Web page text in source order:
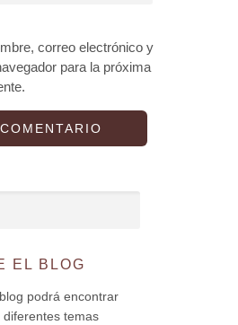
correo electrónico y
para la próxima
EL BLOG
podrá encontrar
temas